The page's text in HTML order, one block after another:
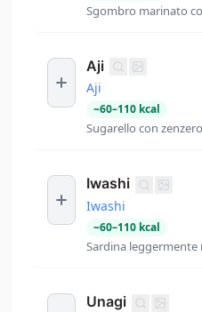
Sgombro marinato
Aji
Aji
~60–110 kcal
Sugarello con
Iwashi
Iwashi
~60–110 kcal
Sardina leggermente
Unagi